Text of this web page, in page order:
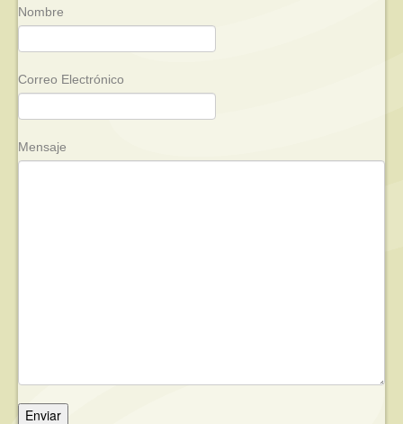
Nombre
Correo Electrónico
Mensaje